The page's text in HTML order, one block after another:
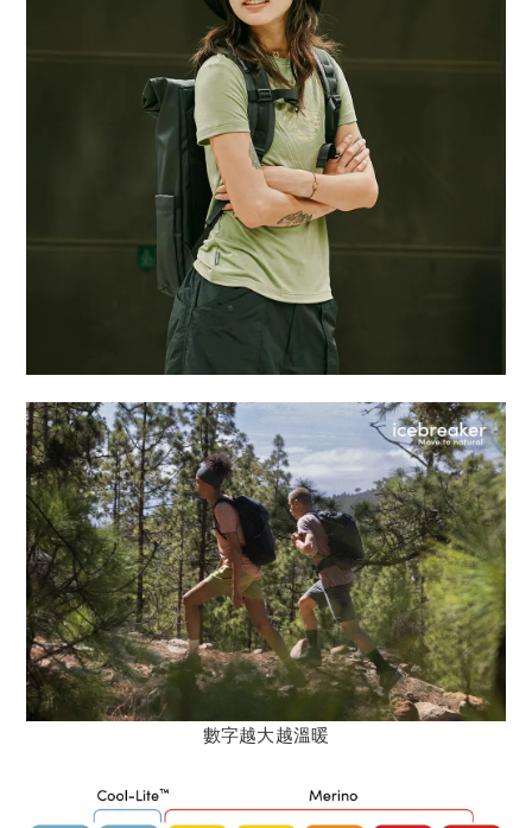
數字越大越溫暖